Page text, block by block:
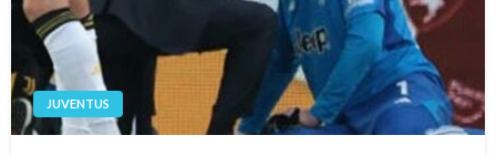
JUVENTUS